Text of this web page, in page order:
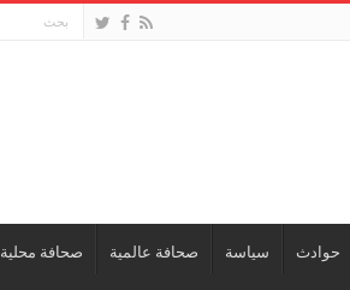
حوادث سياسة صحافة عالمية صحافة محلية